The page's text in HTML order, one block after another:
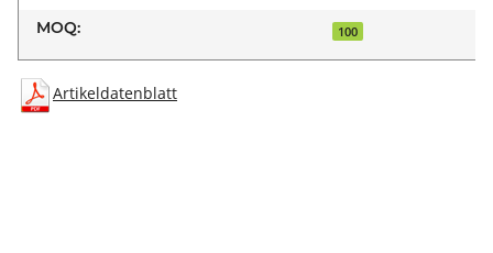
MOQ: 100
Artikeldatenblatt